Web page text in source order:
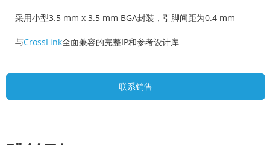
采用小型3.5 mm x 3.5 mm BGA封装，引脚间距为0.4 mm
与CrossLink全面兼容的完整IP和参考设计库
联系销售